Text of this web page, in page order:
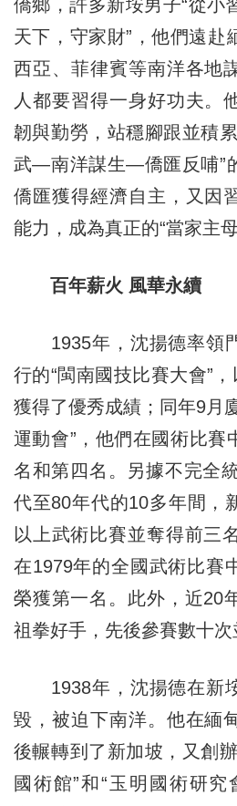
僑鄉，許多新垵男子“從小
天下，守家財”，他們遠赴
西亞、菲律賓等南洋各地
人都要習得一身好功夫。
韌與勤勞，站穩腳跟並積
武—南洋謀生—僑匯反哺”
僑匯獲得經濟自主，又因
能力，成為真正的“當家主母
百年薪火 風華永續
1935年，沈揚德率領
行的“閩南國技比賽大會”
獲得了優秀成績；同年9月
運動會”，他們在國術比賽
名和第四名。另據不完全
代至80年代的10多年間，
以上武術比賽並奪得前三
在1979年的全國武術比賽
榮獲第一名。此外，近20
祖拳好手，先後參賽數十次
1938年，沈揚德在新
毀，被迫下南洋。他在緬
後輾轉到了新加坡，又創
國術館”和“玉明國術研究